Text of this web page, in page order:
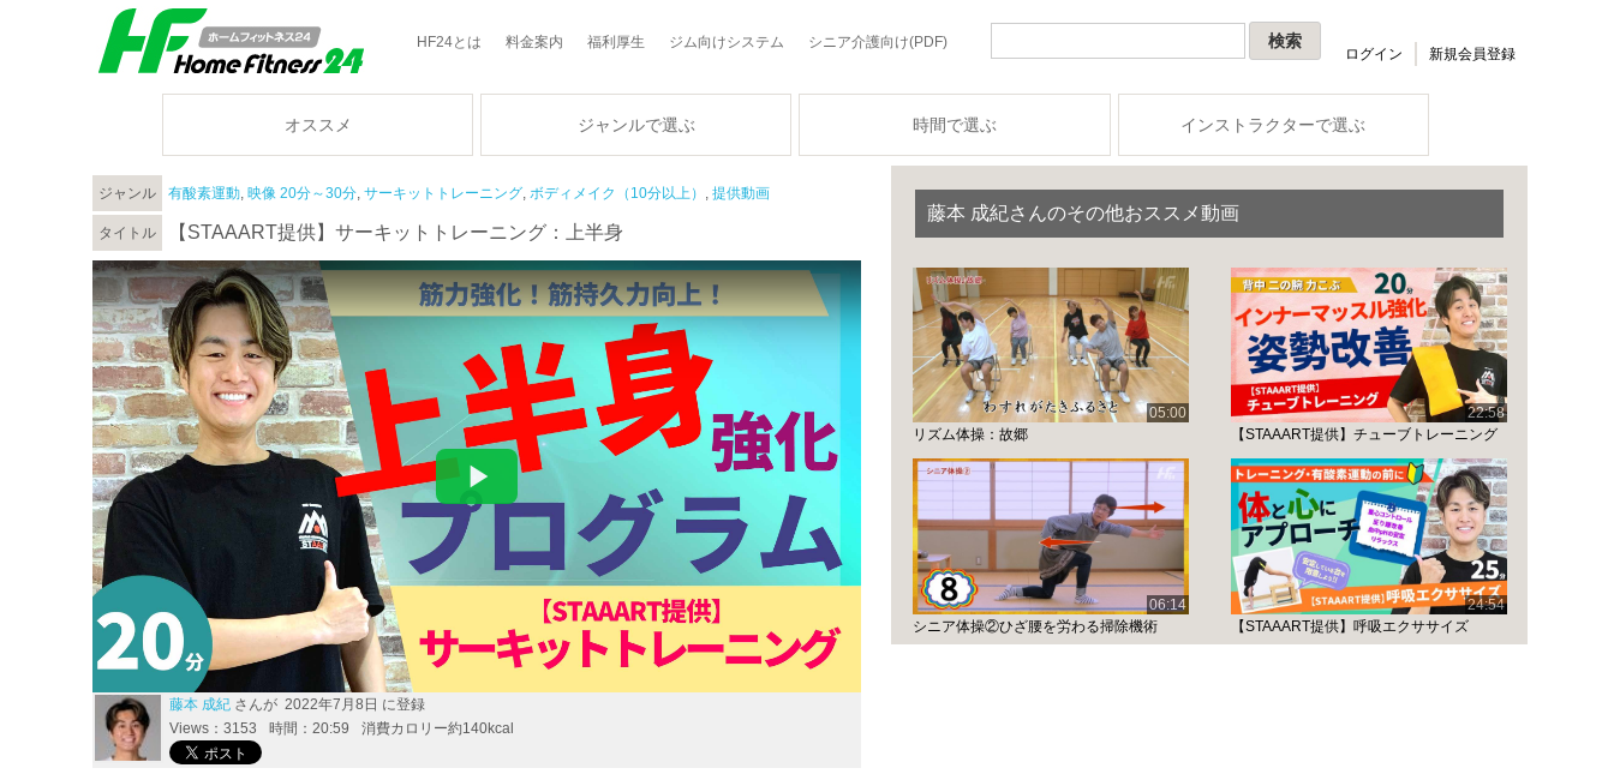
HF24とは 料金案内 福利厚生 ジム向けシステム シニア介護向け(PDF)
ログイン 新規会員登録
オススメ ジャンルで選ぶ 時間で選ぶ インストラクターで選ぶ
ジャンル 有酸素運動, 映像 20分～30分, サーキットトレーニング, ボディメイク（10分以上） , 提供動画
タイトル 【STAAART提供】サーキットトレーニング：上半身
藤本 成紀 さんが 2022年7月8日 に登録
Views：3153
時間：20:59 消費カロリー約140kcal
藤本 成紀さんのその他おススメ動画
05:00
リズム体操：故郷
22:58
【STAAART提供】チューブトレーニング
06:14
シニア体操②ひざ腰を労わる掃除機術
24:54
【STAAART提供】呼吸エクササイズ